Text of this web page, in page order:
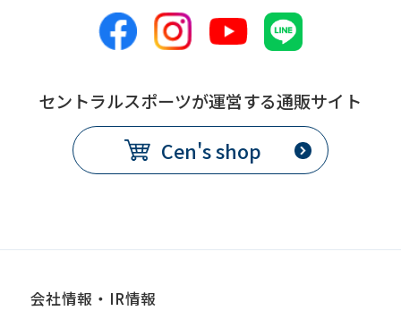
the
original
We
ask
that
understand
セントラルスポーツが運営する通販サイト
Cen's shop
会社情報・IR情報